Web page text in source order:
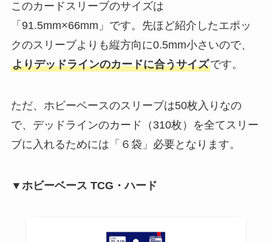
このカードスリーブのサイズは
「91.5mm×66mm」です。先ほど紹介したエポッ
クのスリーブよりも縦方向に0.5mm小さいので、
よりデッドラインのカードに合うサイズです。
ただ、ホビーベースのスリーブは50枚入りなの
で、デッドラインのカード（310枚）を全てスリー
ブに入れるためには「６袋」必要となります。
▼ホビーベース TCG・ハード